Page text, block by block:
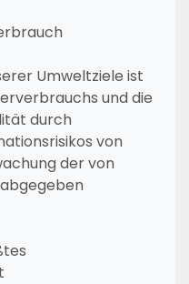
Umweltziele ist
und die
durch
von
der von